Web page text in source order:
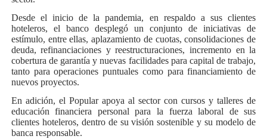
Desde el inicio de la pandemia, en respaldo a sus clientes
hoteleros, el banco desplegó un conjunto de iniciativas de
estímulo, entre ellas, aplazamiento de cuotas, consolidaciones de
deuda, refinanciaciones y reestructuraciones, incremento en la
cobertura de garantía y nuevas facilidades para capital de trabajo,
tanto para operaciones puntuales como para financiamiento de
nuevos proyectos.
En adición, el Popular apoya al sector con cursos y talleres de
educación financiera personal para la fuerza laboral de sus
clientes hoteleros, dentro de su visión sostenible y su modelo de
banca responsable.